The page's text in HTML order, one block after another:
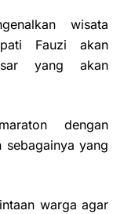
wisata
Fauzi akan
yang akan
dengan
sebagainya yang
warga agar